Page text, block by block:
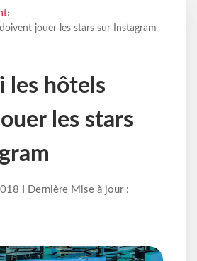
›
jouer les stars sur Instagram
les hôtels
les stars
I Dernière Mise à jour :